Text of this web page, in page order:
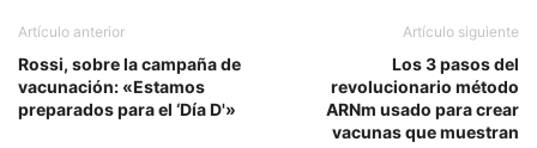
Artículo anterior
Rossi, sobre la campaña de
vacunación: «Estamos
preparados para el ‘Día D'»
Artículo siguiente
Los 3 pasos del
revolucionario método
ARNm usado para crear
vacunas que muestran